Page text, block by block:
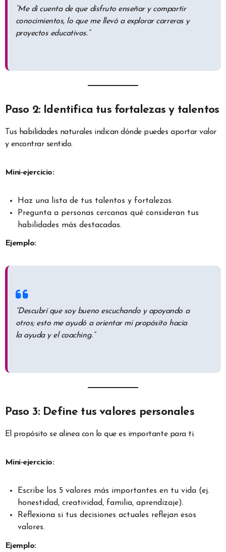
“Me di cuenta de que disfruto enseñar y compartir
conocimientos, lo que me llevó a explorar carreras y
proyectos educativos.”
Paso 2: Identifica tus fortalezas y talentos
Tus habilidades naturales indican dónde puedes aportar valor
y encontrar sentido.
Mini-ejercicio:
Haz una lista de tus talentos y fortalezas.
Pregunta a personas cercanas qué consideran tus
habilidades más destacadas.
Ejemplo:
“Descubrí que soy bueno escuchando y apoyando a
otros; esto me ayudó a orientar mi propósito hacia
la ayuda y el coaching.”
Paso 3: Define tus valores personales
El propósito se alinea con lo que es importante para ti.
Mini-ejercicio:
Escribe los 5 valores más importantes en tu vida (ej.
honestidad, creatividad, familia, aprendizaje).
Reflexiona si tus decisiones actuales reflejan esos
valores.
Ejemplo: